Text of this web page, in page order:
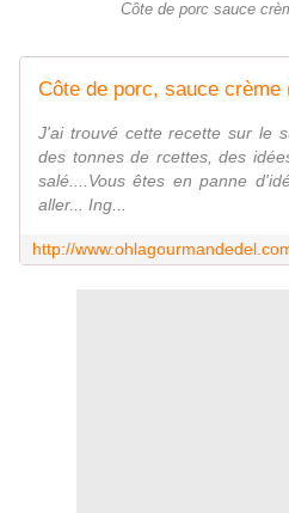
Côte de porc sauce
J'ai trouvé cette recette sur le
des tonnes de rcettes, des
salé....Vous êtes en panne
aller... Ing...